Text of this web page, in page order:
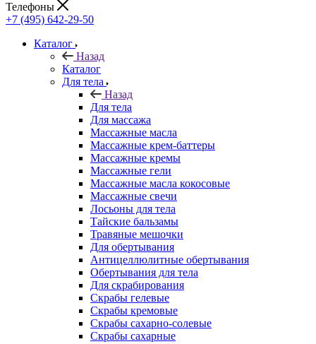
Телефоны
+7 (495) 642-29-50
Каталог
Назад
Каталог
Для тела
Назад
Для тела
Для массажа
Массажные масла
Массажные крем-баттеры
Массажные кремы
Массажные гели
Массажные масла кокосовые
Массажные свечи
Лосьоны для тела
Тайские бальзамы
Травяные мешочки
Для обертывания
Антицеллюлитные обертывания
Обертывания для тела
Для скрабирования
Скрабы гелевые
Скрабы кремовые
Скрабы сахарно-солевые
Скрабы сахарные